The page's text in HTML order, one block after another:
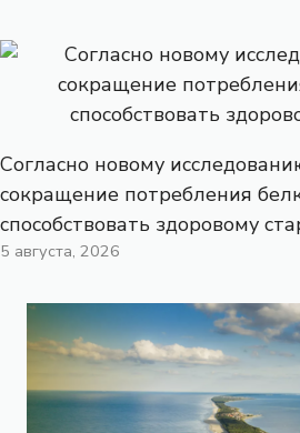
Согласно новому
сокращение потребления
способствовать здоровому
5 августа, 2026